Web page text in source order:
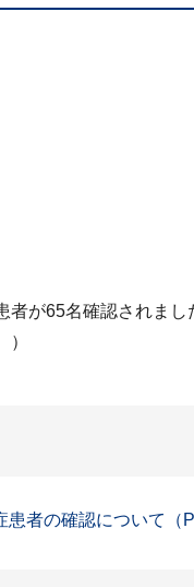
が65名確認されまし
者の確認について（